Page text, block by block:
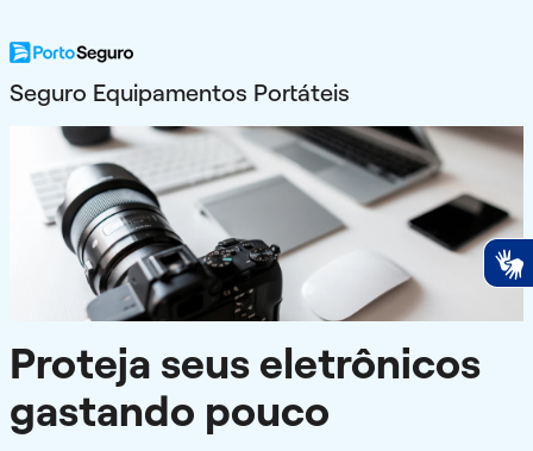
Seguro Equipamentos Portáteis
Proteja seus eletrônicos
gastando pouco